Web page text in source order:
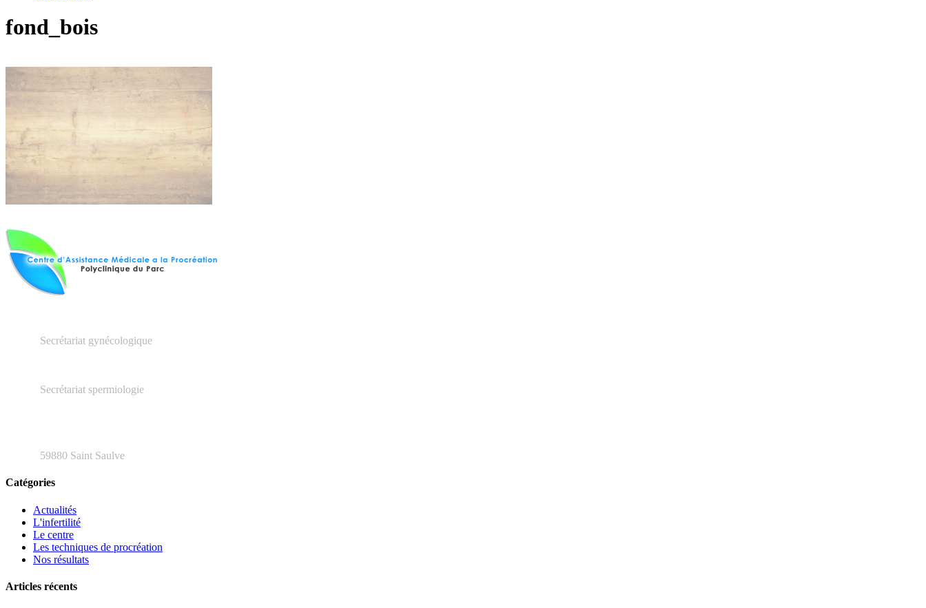
fond_bois
Secrétariat gynécologique
Secrétariat spermiologie
59880 Saint Saulve
Catégories
Actualités
L'infertilité
Le centre
Les techniques de procréation
Nos résultats
Articles récents